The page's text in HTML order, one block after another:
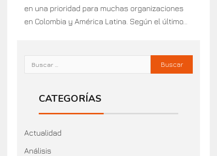
en una prioridad para muchas organizaciones
en Colombia y América Latina. Según el último...
CATEGORÍAS
Actualidad
Análisis